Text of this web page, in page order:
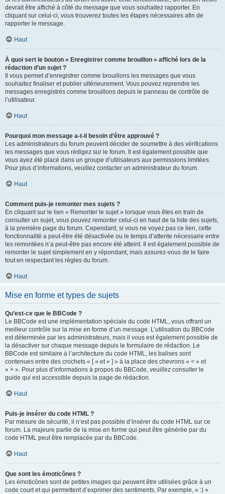
devrait être affiché à côté du message que vous souhaitez rapporter. En
cliquant sur celui-ci, vous trouverez toutes les étapes nécessaires afin de
rapporter le message.
Haut
À quoi sert le bouton « Enregistrer comme brouillon » affiché lors de la
rédaction d’un sujet ?
Il vous permet d’enregistrer comme brouillons les messages que vous
souhaitez finaliser et publier ultérieurement. Vous pouvez reprendre les
messages enregistrés comme brouillons depuis le panneau de contrôle de
l’utilisateur.
Haut
Pourquoi mon message a-t-il besoin d’être approuvé ?
Les administrateurs du forum peuvent décider de soumettre à des vérifications
les messages que vous rédigez sur le forum. Il est également possible que
vous ayez été placé dans un groupe d’utilisateurs aux permissions limitées.
Pour plus d’informations, veuillez contacter un administrateur du forum.
Haut
Comment puis-je remonter mes sujets ?
En cliquant sur le lien « Remonter le sujet » lorsque vous êtes en train de
consulter un sujet, vous pouvez remonter celui-ci en haut de la liste des sujets,
à la première page du forum. Cependant, si vous ne voyez pas ce lien, cette
fonctionnalité a peut-être été désactivée ou le temps d’attente nécessaire entre
les remontées n’a peut-être pas encore été atteint. Il est également possible de
remonter le sujet simplement en y répondant, mais assurez-vous de le faire
tout en respectant les règles du forum.
Haut
Mise en forme et types de sujets
Qu’est-ce que le BBCode ?
Le BBCode est une implémentation spéciale du code HTML, vous offrant un
meilleur contrôle sur la mise en forme d’un message. L’utilisation du BBCode
est déterminée par les administrateurs, mais il vous est également possible de
la désactiver sur chaque message depuis le formulaire de rédaction. Le
BBCode est similaire à l’architecture du code HTML, les balises sont
contenues entre des crochets « [ » et « ] » à la place des chevrons « < » et
« > ». Pour plus d’informations à propos du BBCode, veuillez consulter le
guide qui est accessible depuis la page de rédaction.
Haut
Puis-je insérer du code HTML ?
Par mesure de sécurité, il n’est pas possible d’insérer du code HTML sur ce
forum. La majeure partie de la mise en forme qui peut être générée par du
code HTML peut être remplacée par du BBCode.
Haut
Que sont les émoticônes ?
Les émoticônes sont de petites images qui peuvent être utilisées grâce à un
code court et qui permettent d’exprimer des sentiments. Par exemple, « :) »